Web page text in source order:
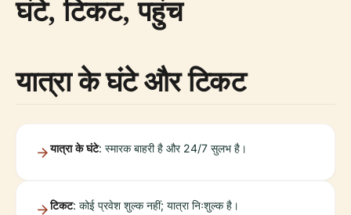
घंटे, टिकट, पहुंच
यात्रा के घंटे और टिकट
यात्रा के घंटे: स्मारक बाहरी है और 24/7 सुलभ है।
टिकट: कोई प्रवेश शुल्क नहीं; यात्रा निःशुल्क है।